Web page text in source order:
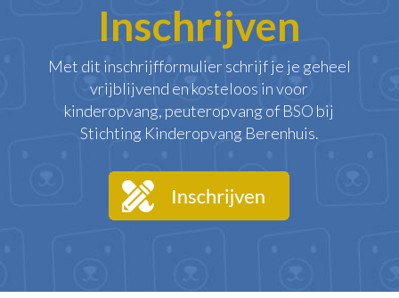
Inschrijven
Met dit inschrijfformulier schrijf je je geheel
vrijblijvend en kosteloos in voor
kinderopvang, peuteropvang of BSO bij
Stichting Kinderopvang Berenhuis.